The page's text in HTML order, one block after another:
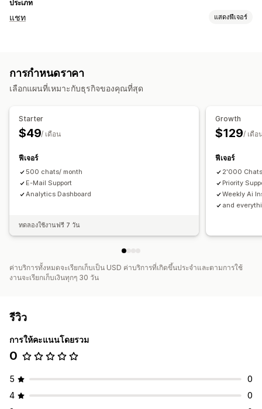
ประเภท
แชท แสดงฟีเจอร์
การตอบกลับอัตโนมัติ
การทักทาย คำแนะนำสินค้า
การปรับแต่ง
สีและแบบอักษร
อวาตาร์ตัวแทน
การกำหนดราคา
เลือกแผนที่เหมาะกับธุรกิจของคุณที่สุด
Starter
$49/ เดือน
ฟีเจอร์
500 chats/ month
E-Mail Support
Analytics Dashboard
ทดลองใช้งานฟรี 7 วัน
Growth
$129/ เดือ
ฟีเจอร์
2'000
Priority
Weekly Ai
and
ค่าบริการทั้งหมดจะเรียกเก็บเป็น USD ค่าบริการที่เกิดขึ้นประจำและตามการใช้
งานจะเรียกเก็บเงินทุกๆ 30 วัน
รีวิว
การให้คะแนนโดยรวม
0
5
0
4
0